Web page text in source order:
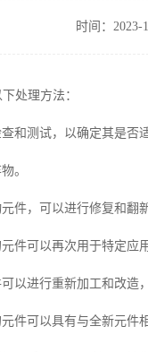
时间：2023-
处理方法：
和测试，以确定其是
。
件，可以进行修复和
件可以再次用于特定应用
以进行重新加工和改
件可以具有与全新元件